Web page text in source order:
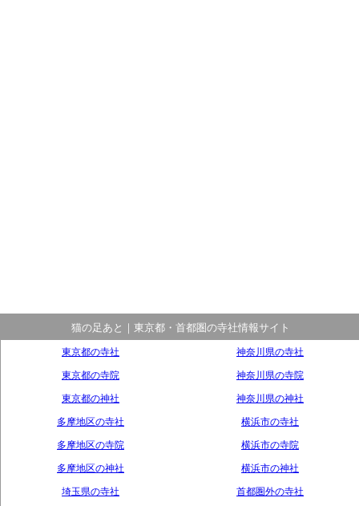
猫の足あと｜東京都・首都圏の寺社情報サイト
東京都の寺社
東京都の寺院
東京都の神社
多摩地区の寺社
多摩地区の寺院
多摩地区の神社
神奈川県の寺社
神奈川県の寺院
神奈川県の神社
横浜市の寺社
横浜市の寺院
横浜市の神社
埼玉県の寺社 首都圏外の寺社